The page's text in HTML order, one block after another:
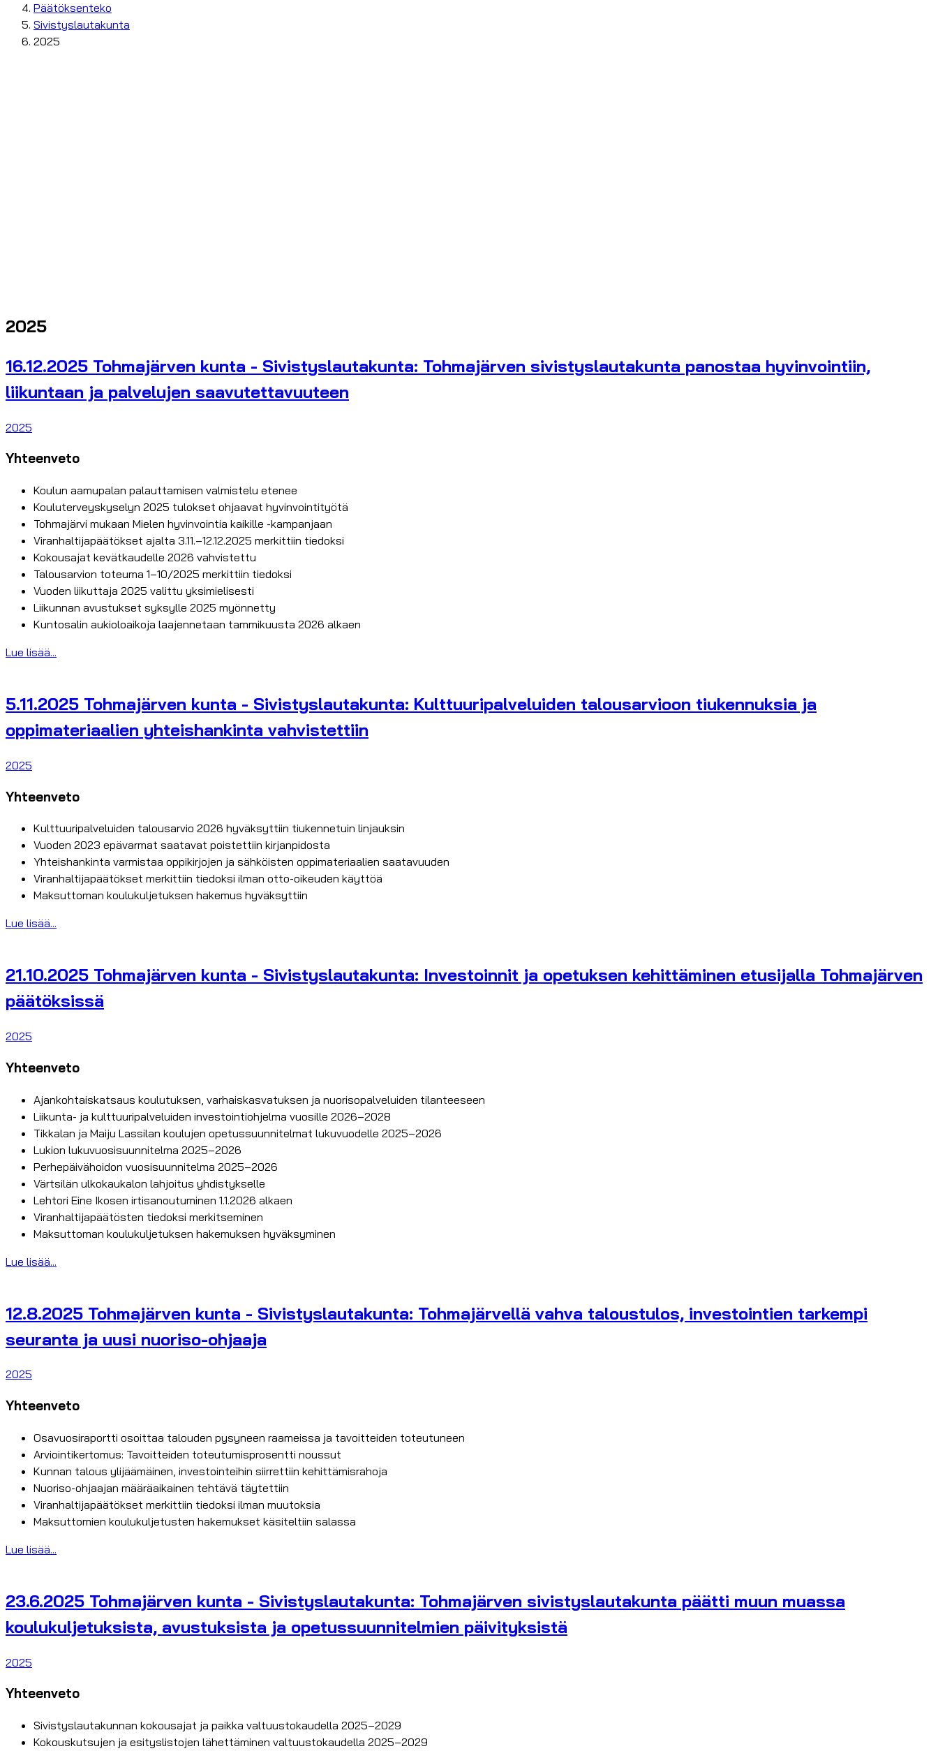
Päätöksenteko
Sivistyslautakunta
2025
2025
16.12.2025 Tohmajärven kunta - Sivistyslautakunta: Tohmajärven sivistyslautakunta panostaa hyvinvointiin,
liikuntaan ja palvelujen saavutettavuuteen
2025
Yhteenveto
Koulun aamupalan palauttamisen valmistelu etenee
Kouluterveyskyselyn 2025 tulokset ohjaavat hyvinvointityötä
Tohmajärvi mukaan Mielen hyvinvointia kaikille -kampanjaan
Viranhaltijapäätökset ajalta 3.11.–12.12.2025 merkittiin tiedoksi
Kokousajat kevätkaudelle 2026 vahvistettu
Talousarvion toteuma 1–10/2025 merkittiin tiedoksi
Vuoden liikuttaja 2025 valittu yksimielisesti
Liikunnan avustukset syksylle 2025 myönnetty
Kuntosalin aukioloaikoja laajennetaan tammikuusta 2026 alkaen
Lue lisää...
5.11.2025 Tohmajärven kunta - Sivistyslautakunta: Kulttuuripalveluiden talousarvioon tiukennuksia ja
oppimateriaalien yhteishankinta vahvistettiin
2025
Yhteenveto
Kulttuuripalveluiden talousarvio 2026 hyväksyttiin tiukennetuin linjauksin
Vuoden 2023 epävarmat saatavat poistettiin kirjanpidosta
Yhteishankinta varmistaa oppikirjojen ja sähköisten oppimateriaalien saatavuuden
Viranhaltijapäätökset merkittiin tiedoksi ilman otto-oikeuden käyttöä
Maksuttoman koulukuljetuksen hakemus hyväksyttiin
Lue lisää...
21.10.2025 Tohmajärven kunta - Sivistyslautakunta: Investoinnit ja opetuksen kehittäminen etusijalla Tohmajärven
päätöksissä
2025
Yhteenveto
Ajankohtaiskatsaus koulutuksen, varhaiskasvatuksen ja nuorisopalveluiden tilanteeseen
Liikunta- ja kulttuuripalveluiden investointiohjelma vuosille 2026–2028
Tikkalan ja Maiju Lassilan koulujen opetussuunnitelmat lukuvuodelle 2025–2026
Lukion lukuvuosisuunnitelma 2025–2026
Perhepäivähoidon vuosisuunnitelma 2025–2026
Värtsilän ulkokaukalon lahjoitus yhdistykselle
Lehtori Eine Ikosen irtisanoutuminen 1.1.2026 alkaen
Viranhaltijapäätösten tiedoksi merkitseminen
Maksuttoman koulukuljetuksen hakemuksen hyväksyminen
Lue lisää...
12.8.2025 Tohmajärven kunta - Sivistyslautakunta: Tohmajärvellä vahva taloustulos, investointien tarkempi
seuranta ja uusi nuoriso-ohjaaja
2025
Yhteenveto
Osavuosiraportti osoittaa talouden pysyneen raameissa ja tavoitteiden toteutuneen
Arviointikertomus: Tavoitteiden toteutumisprosentti noussut
Kunnan talous ylijäämäinen, investointeihin siirrettiin kehittämisrahoja
Nuoriso-ohjaajan määräaikainen tehtävä täytettiin
Viranhaltijapäätökset merkittiin tiedoksi ilman muutoksia
Maksuttomien koulukuljetusten hakemukset käsiteltiin salassa
Lue lisää...
23.6.2025 Tohmajärven kunta - Sivistyslautakunta: Tohmajärven sivistyslautakunta päätti muun muassa
koulukuljetuksista, avustuksista ja opetussuunnitelmien päivityksistä
2025
Yhteenveto
Sivistyslautakunnan kokousajat ja paikka valtuustokaudella 2025–2029
Kokouskutsujen ja esityslistojen lähettäminen valtuustokaudella 2025–2029